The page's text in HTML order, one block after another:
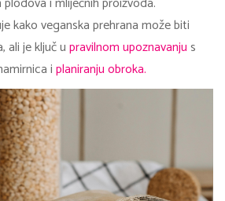
kako veganska prehrana može biti
ali je ključ upravilnom upoznavanjus
iplaniranjuobroka.